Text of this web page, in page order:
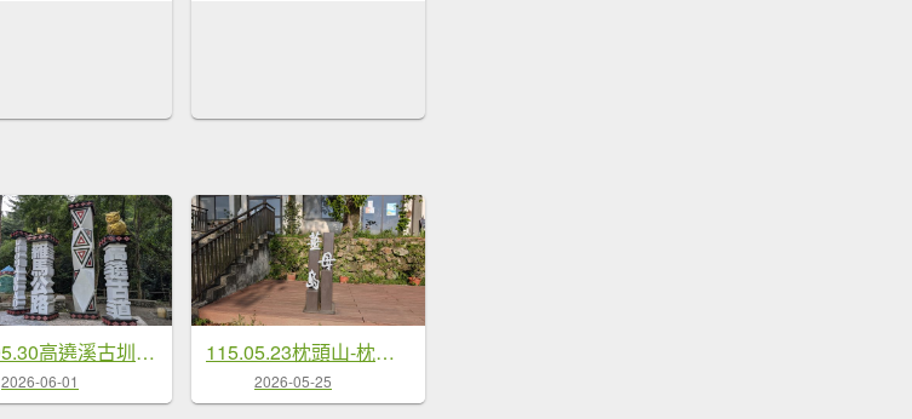
115.05.30高遶溪古圳步道-羅馬公路之旅
2026-06-01
115.05.23枕頭山-枕頭山西峰-薑母島之旅
2026-05-25